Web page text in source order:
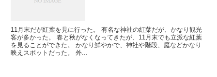
11月末だが紅葉を見に行った。 有名な神社の紅葉だが、かなり観光
客が多かった。 春と秋がなくなってきたが、11月末でも立派な紅葉
を見ることができた。 かなり鮮やかで、神社や階段、庭などかなり
映えスポットだった。 外...